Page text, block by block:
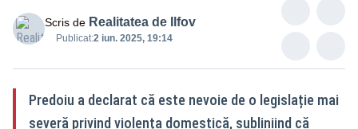
Scris de Realitatea de Ilfov
Publicat:2 iun. 2025, 19:14
Predoiu a declarat că este nevoie de o legislație mai
severă privind violența domestică, subliniind că